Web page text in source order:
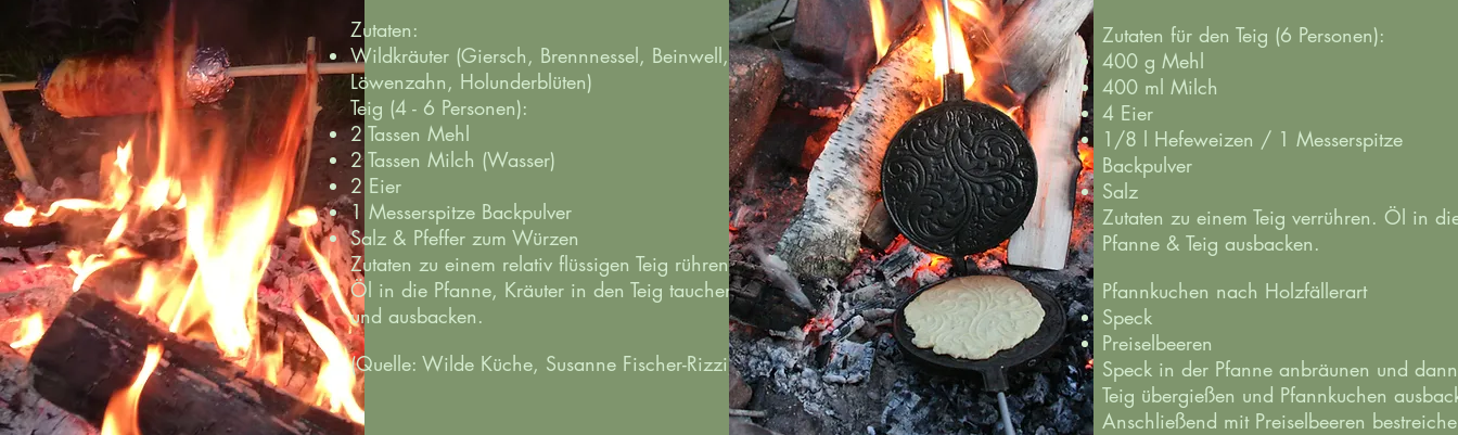
Zutaten:
Wildkräuter (Giersch, Brennnessel, Beinwell,
Löwenzahn, Holunderblüten)
Teig (4 - 6 Personen):
2 Tassen Mehl
2 Tassen Milch (Wasser)
2 Eier
1 Messerspitze Backpulver
Salz & Pfeffer zum Würzen
Zutaten zu einem relativ flüssigen Teig rühren.
Öl in die Pfanne, Kräuter in den Teig tauchen
und ausbacken.
(Quelle: Wilde Küche, Susanne Fischer-Rizzi)
Zutaten für den Teig (6 Personen):
400 g Mehl
400 ml Milch
4 Eier
1/8 l Hefeweizen / 1 Messerspitze
Backpulver
Salz
Zutaten zu einem Teig verrühren. Öl in
Pfanne & Teig ausbacken.
Pfannkuchen nach Holzfällerart
Speck
Preiselbeeren
Speck in der Pfanne anbräunen und
Teig übergießen und Pfannkuchen
Anschließend mit Preiselbeeren